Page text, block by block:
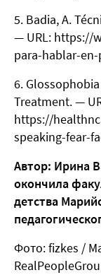
Badia, A.
— URL: https://
para-hablar-
Treatment. —
https://
speaking-fear-
Автор: Ирина
окончила
детства
Фото: fizkes /